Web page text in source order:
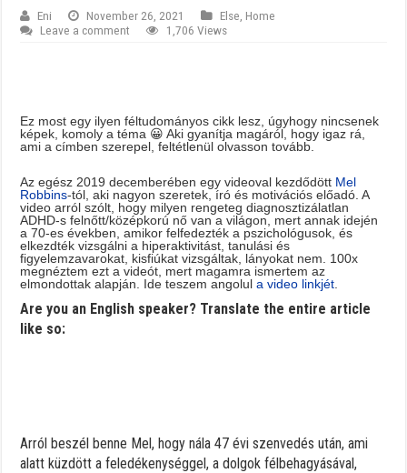
Eni November 26, 2021 Else Home
Leave a comment
1,706 Views
Ez most egy ilyen féltudományos cikk lesz, úgyhogy nincsenek
képek, komoly a téma 😀 Aki gyanítja magáról, hogy igaz rá,
ami a címben szerepel, feltétlenül olvasson tovább.
Az egész 2019 decemberében egy videoval kezdődött Mel
Robbins-tól, aki nagyon szeretek, író és motivációs előadó. A
video arról szólt, hogy milyen rengeteg diagnosztizálatlan
ADHD-s felnőtt/középkorú nő van a világon, mert annak idején
a 70-es években, amikor felfedezték a pszichológusok, és
elkezdték vizsgálni a hiperaktivitást, tanulási és
figyelemzavarokat, kisfiúkat vizsgáltak, lányokat nem. 100x
megnéztem ezt a videót, mert magamra ismertem az
elmondottak alapján. Ide teszem angolula video linkjét
Are you an English speaker? Translate the entire article
like so:
Arról beszél benne Mel, hogy nála 47 évi szenvedés után, ami
alatt küzdött a feledékenységgel, a dolgok félbehagyásával,